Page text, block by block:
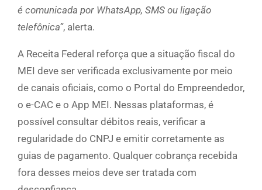
é comunicada por WhatsApp, SMS ou ligação
telefônica”, alerta.
A Receita Federal reforça que a situação fiscal do
MEI deve ser verificada exclusivamente por meio
de canais oficiais, como o Portal do Empreendedor,
o e-CAC e o App MEI. Nessas plataformas, é
possível consultar débitos reais, verificar a
regularidade do CNPJ e emitir corretamente as
guias de pagamento. Qualquer cobrança recebida
fora desses meios deve ser tratada com